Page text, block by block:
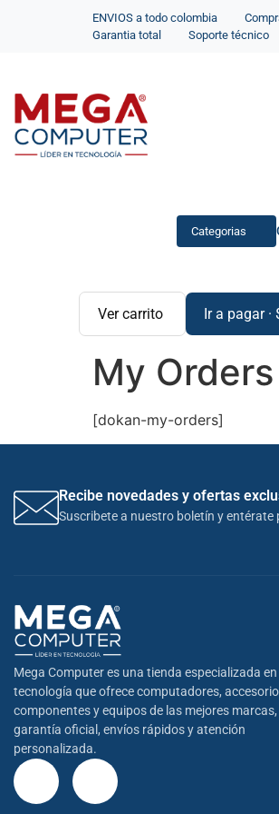
ENVIOS a todo colombia
Garantia total
Soporte técnico
Categorias
Ver carrito Ir a pagar ·
My Orders
[dokan-my-orders]
Recibe novedades y ofertas
Suscribete a nuestro boletín y entérate
Mega Computer es una tienda especializada en
tecnología que ofrece computadores,
componentes y equipos de las mejores
garantía oficial, envíos rápidos y atención
personalizada.